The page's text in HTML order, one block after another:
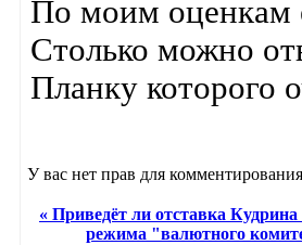
По моим оценкам
Столько можно
Планку которого
У вас нет прав для
« Приведёт ли отставка Кудрина
режима "валютного